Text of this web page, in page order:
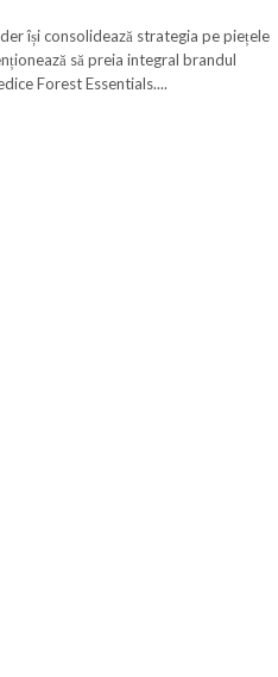
își consolidează strategia pe piețele
să preia integral brandul
Forest Essentials....